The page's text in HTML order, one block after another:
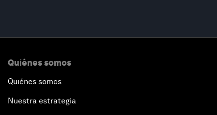
Quiénes somos
Quiénes somos
Nuestra estrategia